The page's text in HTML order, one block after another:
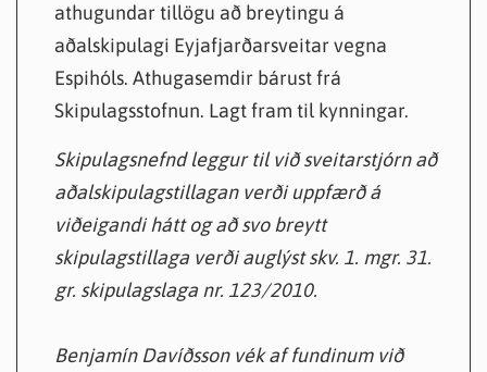
athugundar tillögu að breytingu á
aðalskipulagi Eyjafjarðarsveitar vegna
Espihóls. Athugasemdir bárust frá
Skipulagsstofnun. Lagt fram til kynningar.
Skipulagsnefnd leggur til við sveitarstjórn að
aðalskipulagstillagan verði uppfærð á
viðeigandi hátt og að svo breytt
skipulagstillaga verði auglýst skv. 1. mgr. 31.
gr. skipulagslaga nr. 123/2010.
Benjamín Davíðsson vék af fundinum við